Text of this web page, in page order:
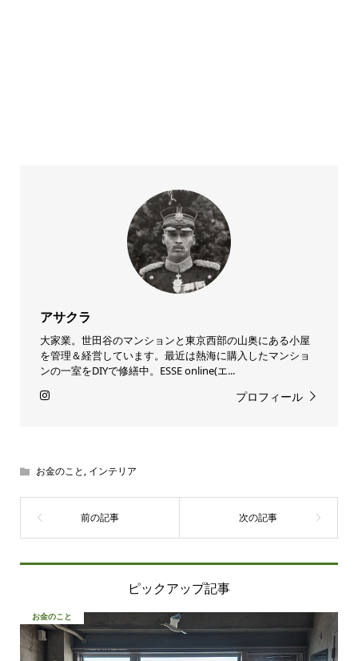
アサクラ
大家業。世田谷のマンションと東京西部の山奥にある小屋
を管理＆経営しています。最近は熱海に購入したマンショ
ンの一室をDIYで修繕中。ESSE online(エ...
プロフィール
お金のこと, インテリア
ピックアップ記事
お金のこと